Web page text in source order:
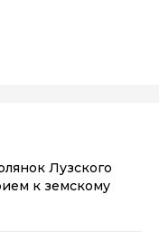
Лузского
к земскому